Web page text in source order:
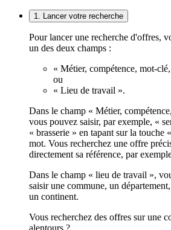
1. Lancer votre recherche
Pour lancer une recherche d'offres,
un des deux champs :
« Métier, compétence, mot-
ou
« Lieu de travail ».
Dans le champ « Métier,
vous pouvez saisir, par exemple, «
« brasserie » en tapant sur la touche
mot. Vous recherchez une offre
directement sa référence, par
Dans le champ « lieu de travail »,
saisir une commune, un
un continent.
Vous recherchez des offres sur une
alentours ?